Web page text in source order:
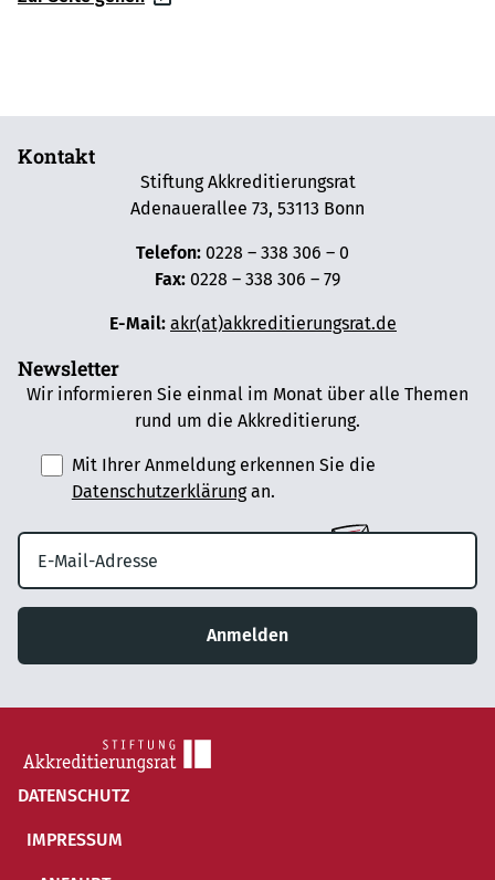
Kontakt
Stiftung Akkreditierungsrat
Adenauerallee 73, 53113 Bonn
Telefon:0228 – 338 306 – 0
Fax: 0228 – 338 306 – 79
E-Mail: akr(at)akkreditierungsrat.de
Newsletter
Wir informieren Sie einmal im Monat über alle Themen
rund um die Akkreditierung.
Mit Ihrer Anmeldung erkennen Sie die
Datenschutzerklärungan.
Anmelden
DATENSCHUTZ
IMPRESSUM